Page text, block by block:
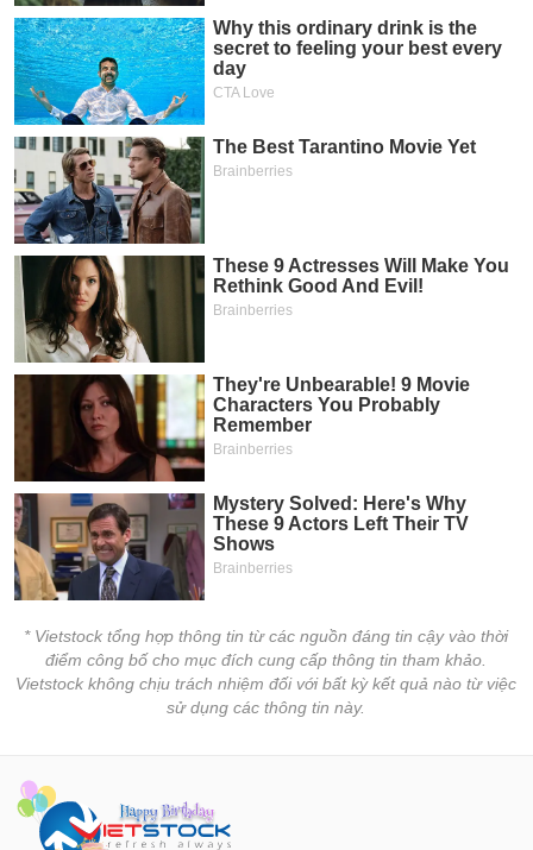
* Vietstock tổng hợp thông tin từ các nguồn đáng tin cậy vào thời
điểm công bố cho mục đích cung cấp thông tin tham khảo.
Vietstock không chịu trách nhiệm đối với bất kỳ kết quả nào từ việc
sử dụng các thông tin này.